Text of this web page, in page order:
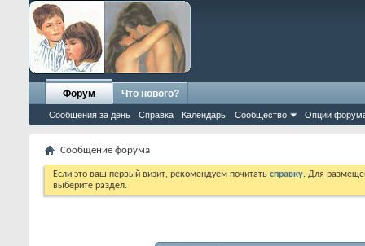
Форум
Сообщения за день Справка Календарь Сообщество Опции
Что нового?
Сообщение форума
Если это ваш первый визит, рекомендуем почитать справку. Для
выберите раздел.